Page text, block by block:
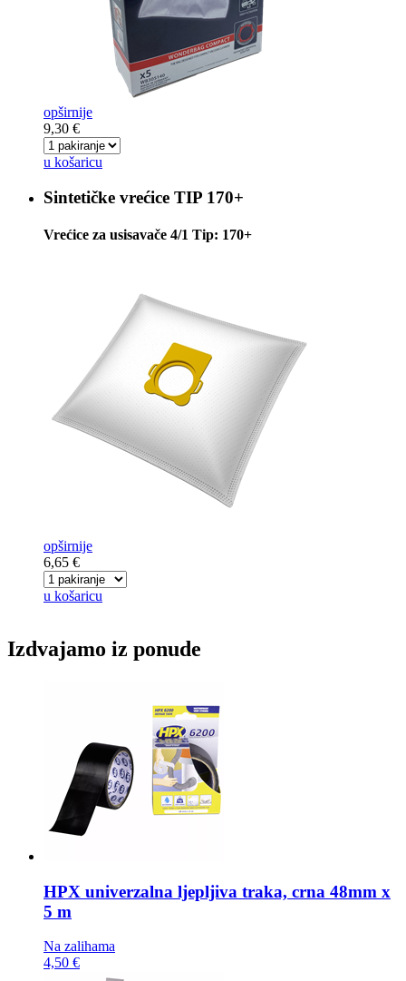
opširnije
9,30 €
u košaricu
Sintetičke vrećice TIP 170+
Vrećice za usisavače 4/1 Tip: 170+
opširnije
6,65 €
u košaricu
Izdvajamo iz ponude
HPX univerzalna ljepljiva traka, crna 48mm x
5 m
Na zalihama
4,50 €